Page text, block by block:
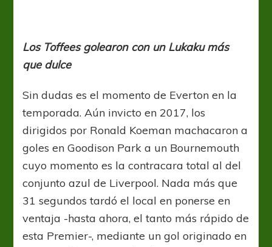
Los Toffees golearon con un Lukaku más
que dulce
Sin dudas es el momento de Everton en la
temporada. Aún invicto en 2017, los
dirigidos por Ronald Koeman machacaron a
goles en Goodison Park a un Bournemouth
cuyo momento es la contracara total al del
conjunto azul de Liverpool. Nada más que
31 segundos tardó el local en ponerse en
ventaja -hasta ahora, el tanto más rápido de
esta Premier-, mediante un gol originado en